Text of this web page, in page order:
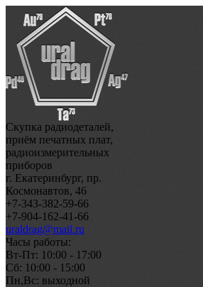
Скупка радиодеталей,
приём печатных плат,
радиоизмерительных
приборов
г. Екатеринбург, пр.
Космонавтов, 46
+7-343-382-59-66
+7-904-162-41-66
uraldrag@mail.ru
Часы работы:
Вт-Пт: 10:00 - 17:00
Сб: 10:00 - 15:00
Пн,Вс: выходной